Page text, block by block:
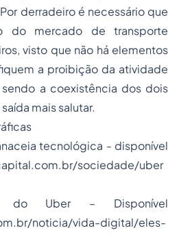
derradeiro é necessário que
do mercado de transporte
visto que não há elementos
a proibição da atividade
a coexistência dos dois
mais salutar.
tecnológica - disponível
sociedade/uber
Uber – Disponível
noticia/vida-digital/eles-